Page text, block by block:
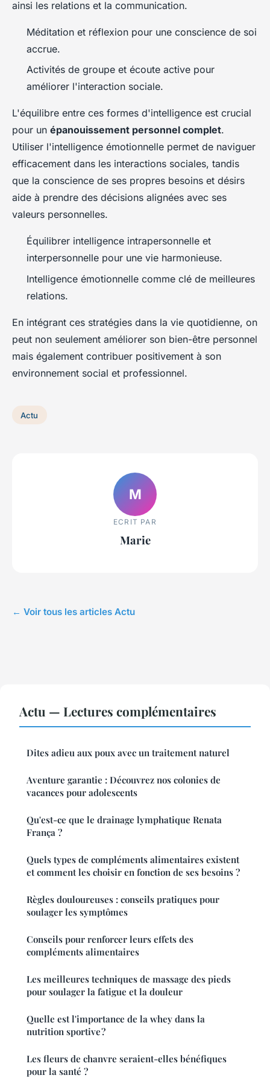
ainsi les relations et la communication.
Méditation et réflexion pour une conscience de soi
accrue.
Activités de groupe et écoute active pour
améliorer l'interaction sociale.
L'équilibre entre ces formes d'intelligence est crucial
pour un épanouissement personnel complet.
Utiliser l'intelligence émotionnelle permet de naviguer
efficacement dans les interactions sociales, tandis
que la conscience de ses propres besoins et désirs
aide à prendre des décisions alignées avec ses
valeurs personnelles.
Équilibrer intelligence intrapersonnelle et
interpersonnelle pour une vie harmonieuse.
Intelligence émotionnelle comme clé de meilleures
relations.
En intégrant ces stratégies dans la vie quotidienne, on
peut non seulement améliorer son bien-être personnel
mais également contribuer positivement à son
environnement social et professionnel.
Actu
M
ECRIT PAR
Marie
← Voir tous les articles Actu
Actu — Lectures complémentaires
Dites adieu aux poux avec un traitement naturel
Aventure garantie : Découvrez nos colonies de
vacances pour adolescents
Qu'est-ce que le drainage lymphatique Renata
França ?
Quels types de compléments alimentaires existent
et comment les choisir en fonction de ses besoins ?
Règles douloureuses : conseils pratiques pour
soulager les symptômes
Conseils pour renforcer leurs effets des
compléments alimentaires
Les meilleures techniques de massage des pieds
pour soulager la fatigue et la douleur
Quelle est l'importance de la whey dans la
nutrition sportive ?
Les fleurs de chanvre seraient-elles bénéfiques
pour la santé ?